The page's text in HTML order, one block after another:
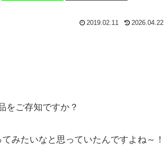
2019.02.11 2026.04.22
をご存知ですか？
みたいなと思っていたんですよね～！